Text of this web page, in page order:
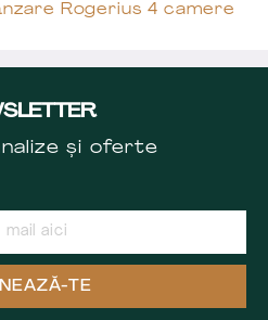
Rogerius 4 camere
și oferte
TE